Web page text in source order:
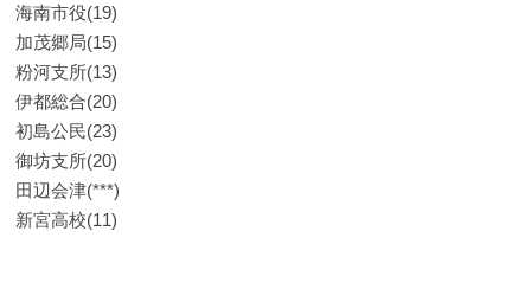
海南市役(19)
加茂郷局(15)
粉河支所(13)
伊都総合(20)
初島公民(23)
御坊支所(20)
田辺会津(***)
新宮高校(11)